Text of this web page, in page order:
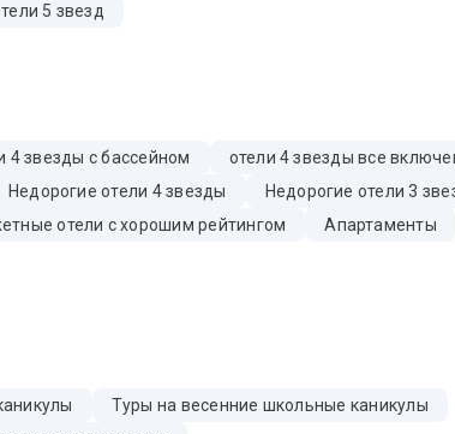
5 звезд
4 звезды с бассейном
отели 4 звезды все
Недорогие отели 4 звезды
Недорогие отели 3
отели с хорошим рейтингом
Апартаменты
Туры на весенние школьные каникулы